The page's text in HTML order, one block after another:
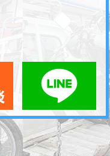
メールでお問い合わせ